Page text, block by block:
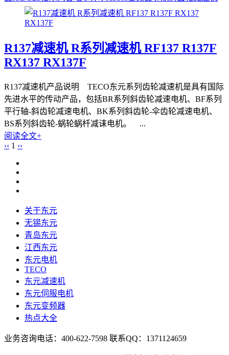
R137减速机 R系列减速机 RF137 R137F
RX137 RX137F
R137减速机产品说明 TECO东元系列齿轮减速机是具有国际
先进水平的传动产品，包括BR系列斜齿轮减速电机、BF系列
平行轴-斜齿轮减速电机、BK系列斜齿轮-伞齿轮减速电机、
BS系列斜齿轮-蜗轮蜗杄减诔电机。 ...
阅读全文+
‹‹ 1 ››
关于东元
无锡东元
青岛东元
江西东元
东元电机
TECO
东元减速机
东元伺服电机
东元变频器
热点大全
业务咨询电话：400-622-7598 联系QQ：1371124659